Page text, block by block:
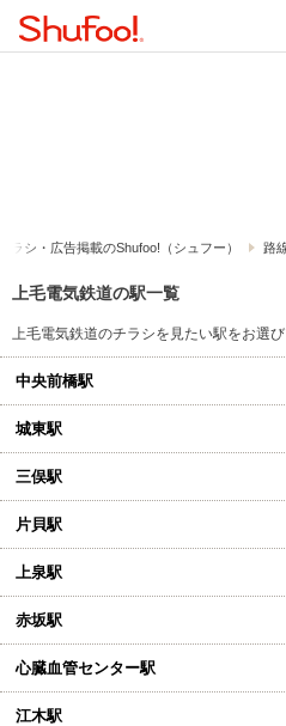
ラシ・​広告掲載の​Shufoo!​（シュフー） 路
上毛電気鉄道の駅一覧
上毛電気鉄道のチラシを見たい駅をお選び
中央前橋駅
城東駅
三俣駅
片貝駅
上泉駅
赤坂駅
心臓血管センター駅
江木駅